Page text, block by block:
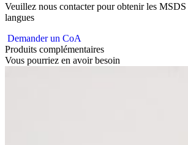
Veuillez nous contacter pour obtenir les MSDS
langues
Demander un CoA
Produits complémentaires
Vous pourriez en avoir besoin